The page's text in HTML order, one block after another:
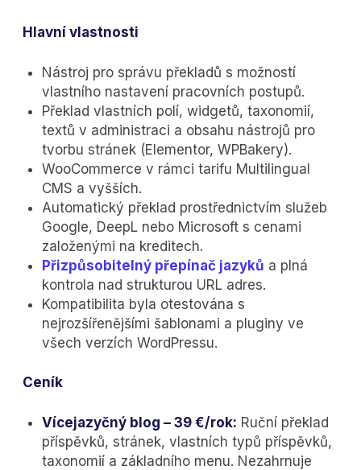
Hlavní vlastnosti
Nástroj pro správu překladů s možností
vlastního nastavení pracovních postupů.
Překlad vlastních polí, widgetů, taxonomií,
textů v administraci a obsahu nástrojů pro
tvorbu stránek (Elementor, WPBakery).
WooCommerce v rámci tarifu Multilingual
CMS a vyšších.
Automatický překlad prostřednictvím služeb
Google, DeepL nebo Microsoft s cenami
založenými na kreditech.
Přizpůsobitelný přepínač jazyků a plná
kontrola nad strukturou URL adres.
Kompatibilita byla otestována s
nejrozšířenějšími šablonami a pluginy ve
všech verzích WordPressu.
Ceník
Vícejazyčný blog – 39 €/rok: Ruční překlad
příspěvků, stránek, vlastních typů příspěvků,
taxonomií a základního menu. Nezahrnuje